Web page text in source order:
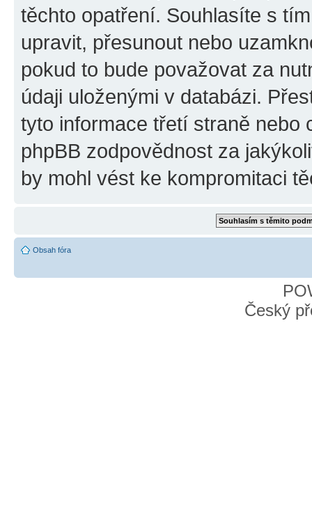
těchto opatření. Souhlasíte s
upravit, přesunout nebo
pokud to bude považovat za
údaji uloženými v databázi.
tyto informace třetí straně nebo
phpBB zodpovědnost za
by mohl vést ke kompromitaci
Obsah fóra
Český